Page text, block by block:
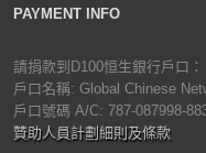
PAYMENT INFO
請捐款到D100恒生銀行戶口：
戶口名稱: Global Chinese
戶口號碼 A/C: 787-087998-
贊助人員計劃細則及條款